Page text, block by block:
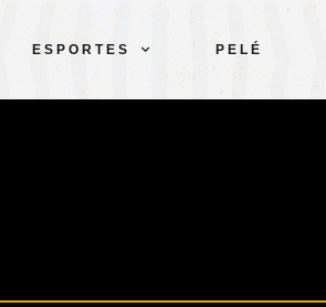
ESPORTES PELÉ